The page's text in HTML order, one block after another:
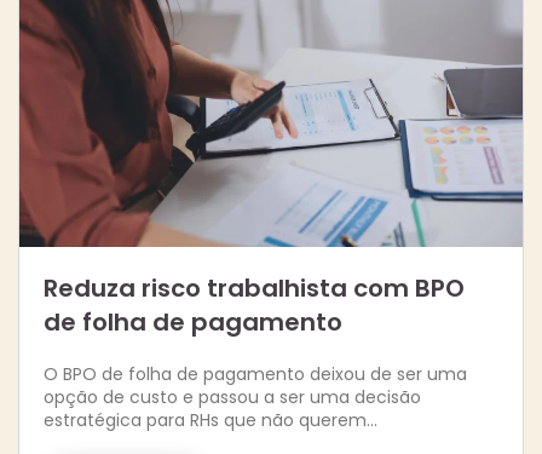
Reduza risco trabalhista com BPO
de folha de pagamento
O BPO de folha de pagamento deixou de ser uma
opção de custo e passou a ser uma decisão
estratégica para RHs que não querem…